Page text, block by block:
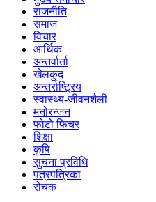
राजनीति
समाज
विचार
आर्थिक
अन्तर्वार्ता
खेलकुद
अन्तर्राष्ट्रिय
स्वास्थ्य-जीवनशैली
मनोरन्जन
फोटो फिचर
शिक्षा
कृषि
सुचना प्रविधि
पत्रपत्रिका
रोचक